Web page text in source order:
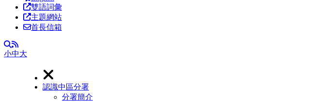
雙語詞彙
主題網站
首長信箱
全文檢索
RSS
小中大
認識中區分署
分署簡介